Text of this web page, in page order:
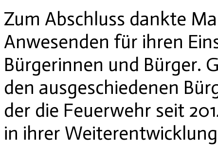
Zum Abschluss dankte
Anwesenden für ihren
Bürgerinnen und Bürger.
den ausgeschiedenen
der die Feuerwehr seit
in ihrer